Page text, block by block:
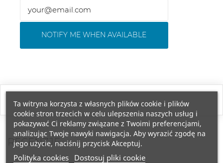
NOTIFY ME WHEN AVAILABLE
RECENZJE
Ta witryna korzysta z własnych plików cookie i plików
cookie stron trzecich w celu ulepszenia naszych usług i
pokazywać Ci reklamy związane z Twoimi preferencjami,
analizując Twoje nawyki nawigacja. Aby wyrazić zgodę na
jego użycie, naciśnij przycisk Akceptuj.
Polityka cookies Dostosuj pliki cookie